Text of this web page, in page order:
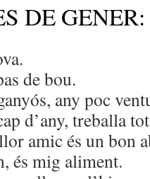
DE GENER:
de bou.
any poc
d’any, treballa
amic és un bon
és mig aliment.